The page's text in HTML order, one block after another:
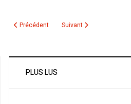
Article précédent : SALAH AIT-GHERBI :
Précédent Article suivant :
Suivant
PLUS LUS